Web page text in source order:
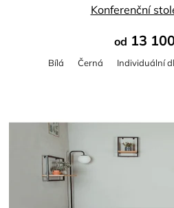
Konferenční
od 13
Bílá Černá Individuální